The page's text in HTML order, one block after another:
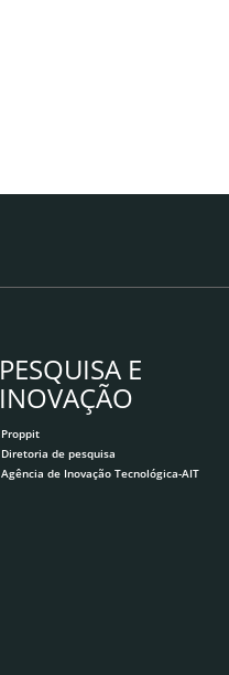
PESQUISA E
INOVAÇÃO
Proppit
Diretoria de pesquisa
Agência de Inovação Tecnológica-AIT